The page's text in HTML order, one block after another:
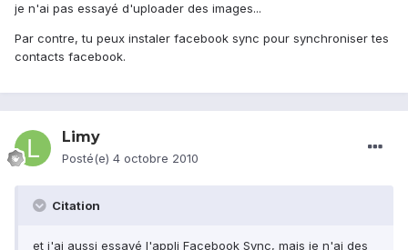
je n'ai pas essayé d'uploader des images...
Par contre, tu peux instaler facebook sync pour synchroniser tes
contacts facebook.
Limy
Posté(e) 4 octobre 2010
Citation
et j'ai aussi essayé l'appli Facebook Sync, mais je n'ai des